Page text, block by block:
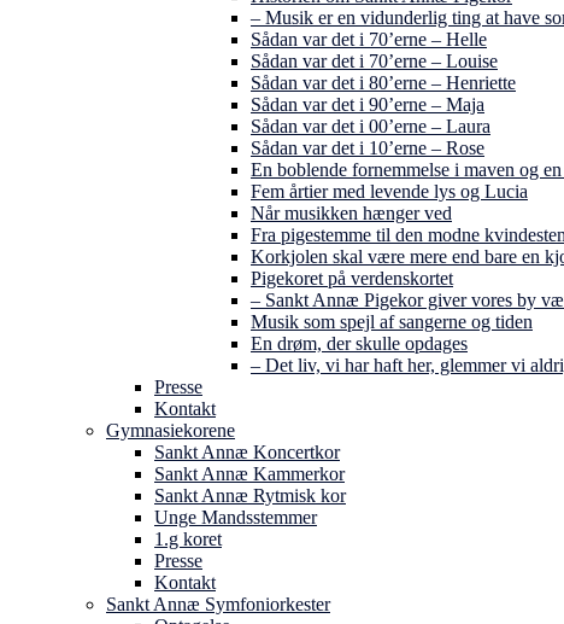
– Musik er en vidunderlig ting at have
Sådan var det i 70’erne – Helle
Sådan var det i 70’erne – Louise
Sådan var det i 80’erne – Henriette
Sådan var det i 90’erne – Maja
Sådan var det i 00’erne – Laura
Sådan var det i 10’erne – Rose
En boblende fornemmelse i maven og
Fem årtier med levende lys og Lucia
Når musikken hænger ved
Fra pigestemme til den modne
Korkjolen skal være mere end bare en
Pigekoret på verdenskortet
– Sankt Annæ Pigekor giver vores by
Musik som spejl af sangerne og tiden
En drøm, der skulle opdages
– Det liv, vi har haft her, glemmer vi
Presse
Kontakt
Gymnasiekorene
Sankt Annæ Koncertkor
Sankt Annæ Kammerkor
Sankt Annæ Rytmisk kor
Unge Mandsstemmer
1.g koret
Presse
Kontakt
Sankt Annæ Symfoniorkester